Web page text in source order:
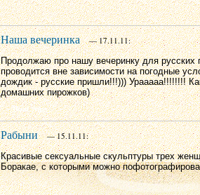
Наша вечеринка
— 17.11.11:
Продолжаю про нашу вечеринку для русских
проводится вне зависимости на погодные
дождик - русские пришли!!!))) Урааааа!!!!!!!!
домашних пирожков)
Рабыни
— 15.11.11:
Красивые сексуальные скульптуры трех
Боракае, с которыми можно